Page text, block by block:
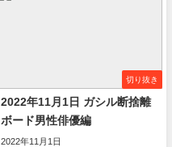
切り抜き
2022年11月1日 ガシル断捨離
ボード男性俳優編
2022年11月1日